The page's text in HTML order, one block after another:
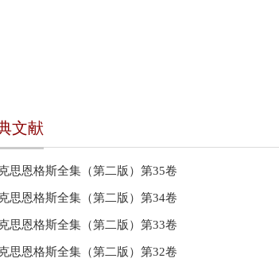
文献
思恩格斯全集（第二版）第35卷
思恩格斯全集（第二版）第34卷
思恩格斯全集（第二版）第33卷
思恩格斯全集（第二版）第32卷